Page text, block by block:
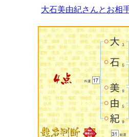
大石美由紀さんとお相